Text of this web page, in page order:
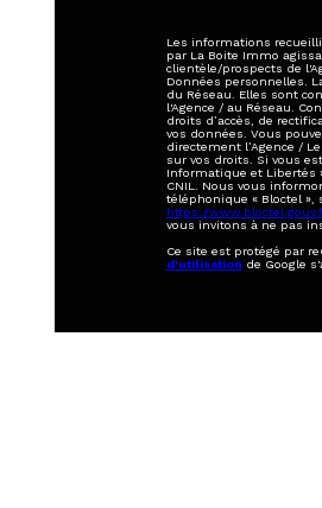
Les informations
par La Boite Immo
clientèle/prospects de
Données personnelles.
du Réseau. Elles sont
l'Agence / au Réseau.
droits d’accès, de
vos données. Vous
directement l’Agence /
sur vos droits. Si vous
Informatique et Libertés
CNIL. Nous vous
téléphonique « Bloctel »,
https://
vous invitons à ne pas
Ce site est protégé par
d'utilisation de Google